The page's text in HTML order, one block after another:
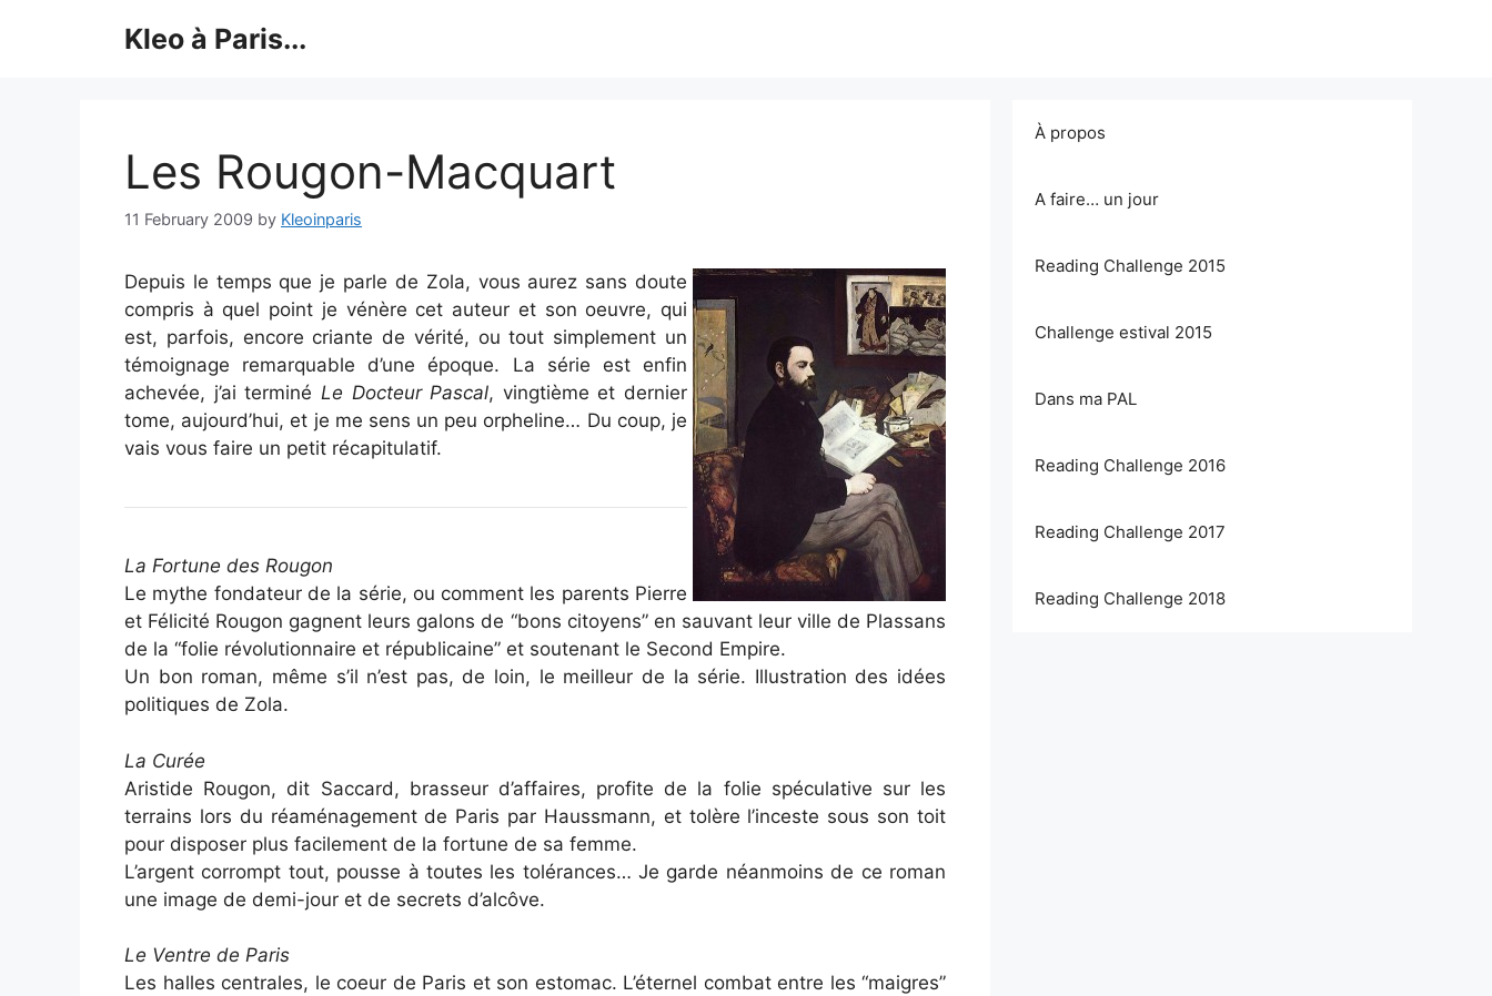
Kleo à Paris...
Les Rougon-Macquart
11 February 2009 by Kleoinparis
Depuis le temps que je parle de Zola, vous aurez sans doute
compris à quel point je vénère cet auteur et son oeuvre, qui
est, parfois, encore criante de vérité, ou tout simplement un
témoignage remarquable d’une époque. La série est enfin
achevée, j’ai terminé Le Docteur Pascal, vingtième et dernier
tome, aujourd’hui, et je me sens un peu orpheline… Du coup, je
vais vous faire un petit récapitulatif.
La Fortune des Rougon
Le mythe fondateur de la série, ou comment les parents Pierre
et Félicité Rougon gagnent leurs galons de “bons citoyens” en sauvant leur ville de Plassans
de la “folie révolutionnaire et républicaine” et soutenant le Second Empire.
Un bon roman, même s’il n’est pas, de loin, le meilleur de la série. Illustration des idées
politiques de Zola.
La Curée
Aristide Rougon, dit Saccard, brasseur d’affaires, profite de la folie spéculative sur les
terrains lors du réaménagement de Paris par Haussmann, et tolère l’inceste sous son toit
pour disposer plus facilement de la fortune de sa femme.
L’argent corrompt tout, pousse à toutes les tolérances… Je garde néanmoins de ce roman
une image de demi-jour et de secrets d’alcôve.
Le Ventre de Paris
Les halles centrales, le coeur de Paris et son estomac. L’éternel combat entre les “maigres”
À propos
A faire… un jour
Reading Challenge 2015
Challenge estival 2015
Dans ma PAL
Reading Challenge 2016
Reading Challenge 2017
Reading Challenge 2018